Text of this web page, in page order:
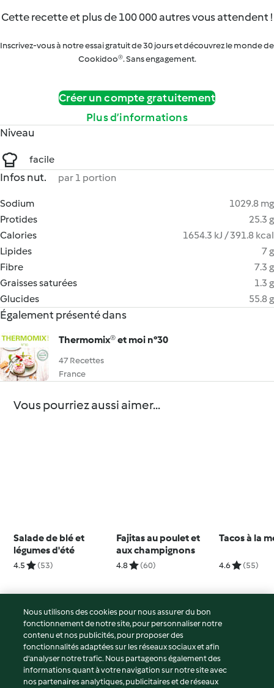
Cette recette et plus de 100 000 autres vous attendent !
Inscrivez-vous à notre essai gratuit de 30 jours et découvrez le monde de
Cookidoo®. Sans engagement.
Créer un compte gratuitement
Plus d’informations
Niveau
facile
Infos nut. par 1 portion
Sodium
1029.8 mg
Protides
25.3 g
Calories
1654.3 kJ / 391.8 kcal
Lipides
7 g
Fibre
7.3 g
Graisses saturées
1.3 g
Glucides
55.8 g
Également présenté dans
Thermomix® et moi n°30
47 Recettes
France
Vous pourriez aussi aimer...
Salade de blé et
légumes d'été
4.5 (53)
Fajitas au poulet et
aux champignons
4.8 (60)
Tacos à la
4.6 (55)
© Copyright 2026
Conditions d'utilisation
Politique de confidentialité
Non-responsabilité
Nous utilisons des cookies pour nous assurer du bon
fonctionnement de notre site, pour personnaliser notre
contenu et nos publicités, pour proposer des
fonctionnalités adaptées sur les réseaux sociaux et afin
d’analyser notre trafic. Nous partageons également des
informations quant à votre navigation sur notre site avec
nos partenaires analytiques, publicitaires et de réseaux